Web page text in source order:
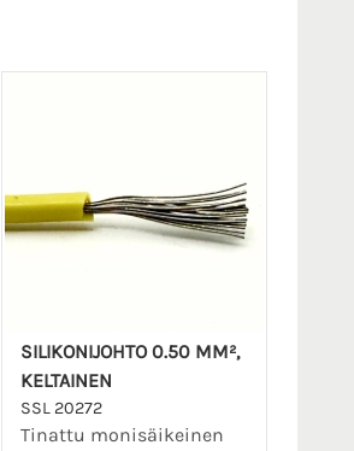
SILIKONIJOHTO 0.50 MM²,
KELTAINEN
SSL 20272
Tinattu monisäikeinen